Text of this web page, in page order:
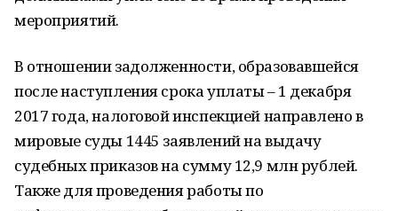
мероприятий.
В отношении задолженности, образовавшейся
после наступления срока уплаты – 1 декабря
2017 года, налоговой инспекцией направлено в
мировые суды 1445 заявлений на выдачу
судебных приказов на сумму 12,9 млн рублей.
Также для проведения работы по